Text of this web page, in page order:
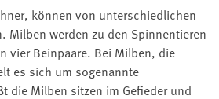
können von unterschiedlichen
Milben werden zu den Spinnentieren
vier Beinpaare. Bei Milben, die
es sich um sogenannte
die Milben sitzen im Gefieder und